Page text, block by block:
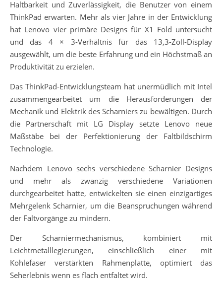
Haltbarkeit und Zuverlässigkeit, die Benutzer von einem
ThinkPad erwarten. Mehr als vier Jahre in der Entwicklung
hat Lenovo vier primäre Designs für X1 Fold untersucht
und das 4 × 3-Verhältnis für das 13,3-Zoll-Display
ausgewählt, um die beste Erfahrung und ein Höchstmaß an
Produktivität zu erzielen.
Das ThinkPad-Entwicklungsteam hat unermüdlich mit Intel
zusammengearbeitet um die Herausforderungen der
Mechanik und Elektrik des Scharniers zu bewältigen. Durch
die Partnerschaft mit LG Display setzte Lenovo neue
Maßstäbe bei der Perfektionierung der Faltbildschirm
Technologie.
Nachdem Lenovo sechs verschiedene Scharnier Designs
und mehr als zwanzig verschiedene Variationen
durchgearbeitet hatte, entwickelten sie einen einzigartiges
Mehrgelenk Scharnier, um die Beanspruchungen während
der Faltvorgänge zu mindern.
Der Scharniermechanismus, kombiniert mit
Leichtmetalllegierungen, einschließlich einer mit
Kohlefaser verstärkten Rahmenplatte, optimiert das
Seherlebnis wenn es flach entfaltet wird.